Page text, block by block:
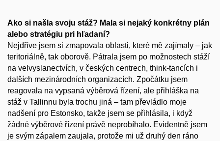
Ako si našla svoju stáž? Mala si nejaký konkrétny plán
alebo stratégiu pri hľadaní?
Nejdříve jsem si zmapovala oblasti, které mě zajímaly – jak
teritoriálně, tak oborově. Pátrala jsem po možnostech stáží
na velvyslanectvích, v českých centrech, think-tancích i
dalších mezinárodních organizacích. Zpočátku jsem
reagovala na vypsaná výběrová řízení, ale přihláška na
stáž v Tallinnu byla trochu jiná – tam převládlo moje
nadšení pro Estonsko, takže jsem se přihlásila, i když
žádné výběrové řízení právě neprobíhalo. Evidentně jsem
je svým zápalem zaujala, protože mi už druhý den ráno